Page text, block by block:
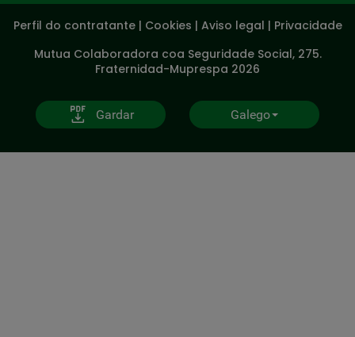
SOCIALES
Perfil do contratante| Cookies | Aviso legal | Privacidade
Mutua Colaboradora coa Seguridade Social, 275.
Fraternidad-Muprespa 2026
Gardar Galego